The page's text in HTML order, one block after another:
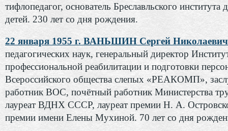
тифлопедагог, основатель Бреславльского института
детей. 230 лет со дня рождения.
22 января 1955 г. ВАНЬШИН Сергей Николаевич
педагогических наук, генеральный директор
профессиональной реабилитации и подготовки
Всероссийского общества слепых «РЕАКОМП»,
работник ВОС, почётный работник Министерства
лауреат ВДНХ СССР, лауреат премии Н. А.
премии имени Елены Мухиной. 70 лет со дня